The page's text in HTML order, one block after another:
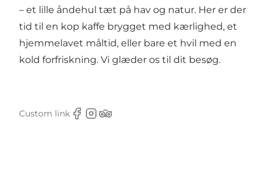
– et lille åndehul tæt på hav og natur. Her er der
tid til en kop kaffe brygget med kærlighed, et
hjemmelavet måltid, eller bare et hvil med en
kold forfriskning. Vi glæder os til dit besøg.
Custom link
Facebook
Instagram
TripAdvisor